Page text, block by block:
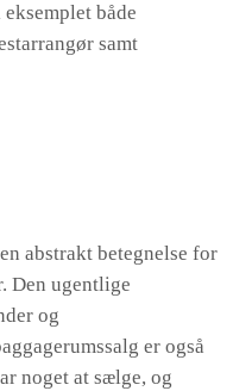
både
samt
abstrakt betegnelse for
Den ugentlige
og
er også
noget at sælge, og